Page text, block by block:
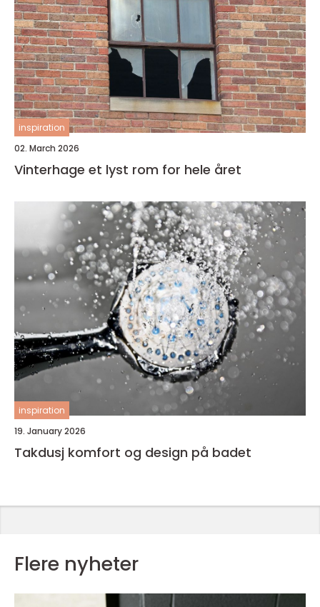
inspiration
02. March 2026
Vinterhage et lyst rom for hele året
inspiration
19. January 2026
Takdusj komfort og design på badet
Flere nyheter